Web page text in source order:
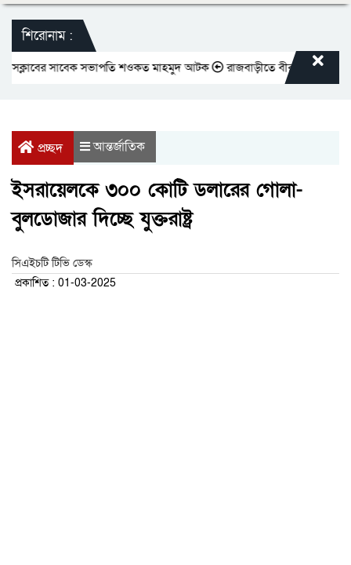
শিরোনাম :
সাবেক সভাপতি শওকত মাহমুদ আটক রাজবাড়ীতে বীর মুক্তিযোদ্ধাদের
প্রচ্ছদ আন্তর্জাতিক
ইসরায়েলকে ৩০০ কোটি ডলারের গোলা-
বুলডোজার দিচ্ছে যুক্তরাষ্ট্র
সিএইচটি টিভি ডেস্ক
প্রকাশিত : 01-03-2025